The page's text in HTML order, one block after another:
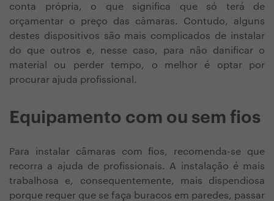
conta própria, o que significa que só terá de
orçamentar o preço das câmaras. Contudo, alguns
destes dispositivos são mais complicados de instalar
do que outros e, nesse caso, para não danificar o
material ou perder tempo, o melhor é optar por
procurar ajuda profissional.
Equipamento com ou sem fios
Para instalar câmaras com fios, recomenda-se que
recorra a ajuda de profissionais. A instalação é mais
trabalhosa e, consequentemente, mais dispendiosa
porque requer que se faça buracos em paredes, passar